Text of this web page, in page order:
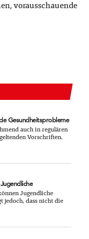
vorausschauende
Gesundheitsprobleme
auch in regulären
Vorschriften.
Jugendliche
jedoch, dass nicht die